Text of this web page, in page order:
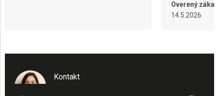
Overený
14.5.2026
Kontakt